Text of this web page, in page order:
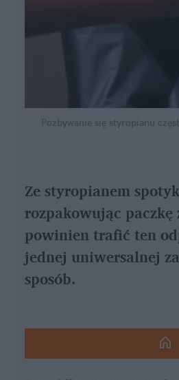
Pozbywanie się styropianu
Ze styropianem
rozpakowując
powinien trafić ten
jednej uniwersalnej
sposób.